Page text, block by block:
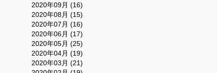
2020年09月 (16)
2020年08月 (15)
2020年07月 (16)
2020年06月 (17)
2020年05月 (25)
2020年04月 (19)
2020年03月 (21)